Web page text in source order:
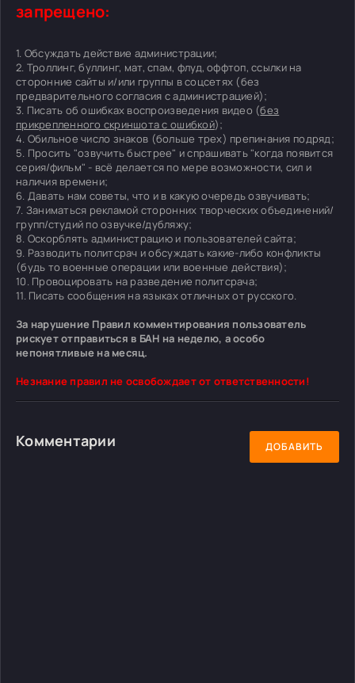
запрещено:
1. Обсуждать действие администрации;
2. Троллинг, буллинг, мат, спам, флуд, оффтоп, ссылки на
сторонние сайты и/или группы в соцсетях (без
предварительного согласия с администрацией);
3. Писать об ошибках воспроизведения видео (без
прикрепленного скриншота с ошибкой);
4. Обильное число знаков (больше трех) препинания подряд;
5. Просить "озвучить быстрее" и спрашивать "когда появится
серия/фильм" - всё делается по мере возможности, сил и
наличия времени;
6. Давать нам советы, что и в какую очередь озвучивать;
7. Заниматься рекламой сторонних творческих объединений/
групп/студий по озвучке/дубляжу;
8. Оскорблять администрацию и пользователей сайта;
9. Разводить политсрач и обсуждать какие-либо конфликты
(будь то военные операции или военные действия);
10. Провоцировать на разведение политсрача;
11. Писать сообщения на языках отличных от русского.
За нарушение Правил комментирования пользователь
рискует отправиться в БАН на неделю, а особо
непонятливые на месяц.
Незнание правил не освобождает от ответственности!
Комментарии ДОБАВИТЬ